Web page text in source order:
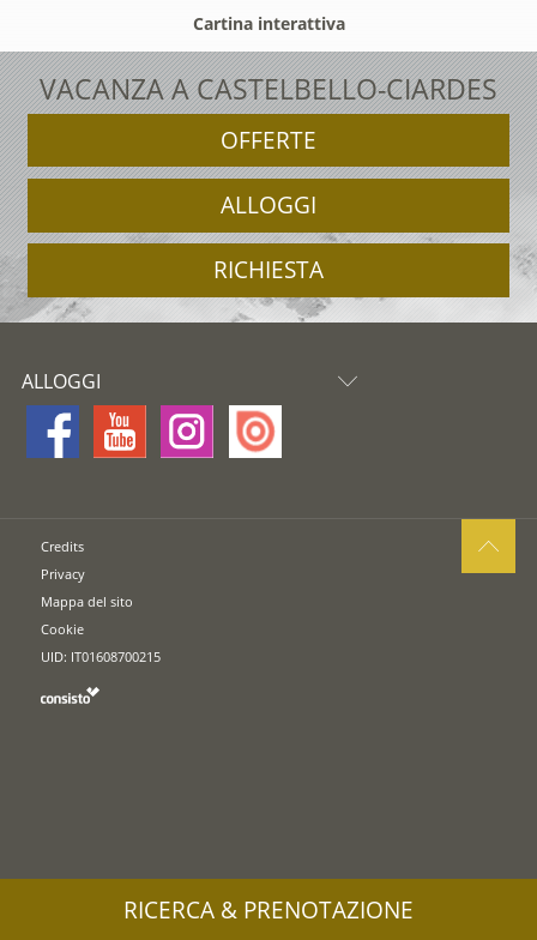
Cartina interattiva
VACANZA A CASTELBELLO-CIARDES
OFFERTE
ALLOGGI
RICHIESTA
ALLOGGI
Credits
Privacy
Mappa del sito
Cookie
UID: IT01608700215
RICERCA & PRENOTAZIONE